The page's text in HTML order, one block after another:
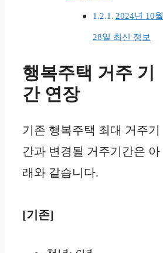
2024년 10월
28일 최신 정보
행복주택 거주 기
간 연장
기존 행복주택 최대 거주기
간과 변경될 거주기간은 아
래와 같습니다.
[기존]